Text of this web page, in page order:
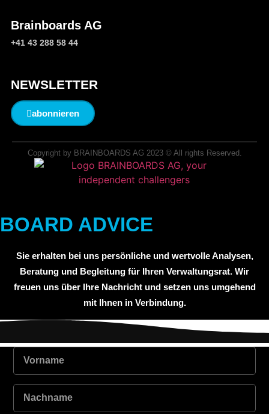
Brainboards AG
+41 43 288 58 44
NEWSLETTER
abonnieren
Copyright by BRAINBOARDS AG 2023 © All rights Reserved.
BOARD ADVICE
Sie erhalten bei uns persönliche und wertvolle Analysen,
Beratung und Begleitung für Ihren Verwaltungsrat. Wir
freuen uns über Ihre Nachricht und setzen uns umgehend
mit Ihnen in Verbindung.